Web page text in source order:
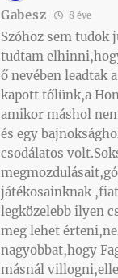
Gabesz 8 éve
Szóhoz sem tudok
tudtam
ő nevében leadtak
kapott tőlünk,a
amikor máshol
és egy
csodálatos
játékosainknak
legközelebb ilyen
meg lehet
nagyobbat,hogy
másnál